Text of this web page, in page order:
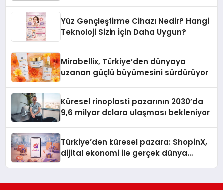
Yüz Gençleştirme Cihazı Nedir? Hangi
Teknoloji Sizin İçin Daha Uygun?
Mirabellix, Türkiye’den dünyaya
uzanan güçlü büyümesini sürdürüyor
Küresel rinoplasti pazarının 2030’da
9,6 milyar dolara ulaşması bekleniyor
Türkiye’den küresel pazara: ShopinX,
dijital ekonomi ile gerçek dünya